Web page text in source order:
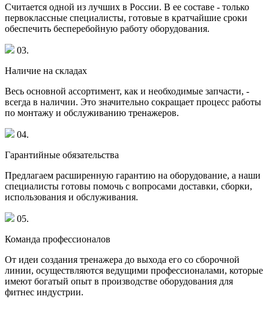
Считается одной из лучших в России. В ее составе - только
первоклассные специалисты, готовые в кратчайшие сроки
обеспечить бесперебойную работу оборудования.
03.
Наличие на складах
Весь основной ассортимент, как и необходимые запчасти, -
всегда в наличии. Это значительно сокращает процесс работы
по монтажу и обслуживанию тренажеров.
04.
Гарантийные обязательства
Предлагаем расширенную гарантию на оборудование, а наши
специалисты готовы помочь с вопросами доставки, сборки,
использования и обслуживания.
05.
Команда профессионалов
От идеи создания тренажера до выхода его со сборочной
линии, осуществляются ведущими профессионалами, которые
имеют богатый опыт в производстве оборудования для
фитнес индустрии.